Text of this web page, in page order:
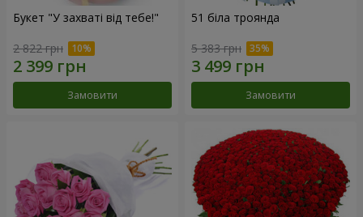
Букет "У захваті від тебе!"
2 822 грн
Замовити
51 біла троянда
5 383 грн
Замовити